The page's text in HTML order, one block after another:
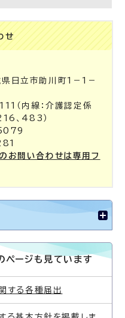
せ
日立市助川町1－1－
（内線：介護認定係
、483）
お問い合わせは専用フ
ページも見ています
する各種届出